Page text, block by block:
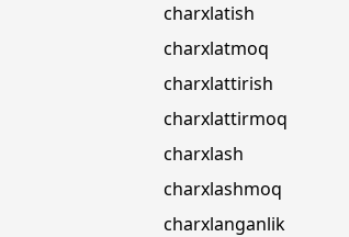
charxlatish
charxlatmoq
charxlattirish
charxlattirmoq
charxlash
charxlashmoq
charxlanganlik